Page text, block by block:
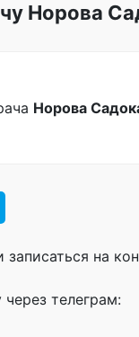
Норова
Норова
записаться на
телеграм: